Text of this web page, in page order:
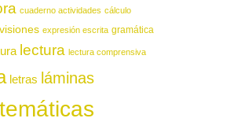
cuaderno actividades cálculo
expresión escrita gramática
lectura lectura comprensiva
letras láminas